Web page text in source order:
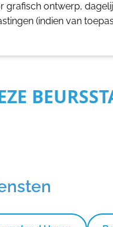
grafisch ontwerp,
(indien van